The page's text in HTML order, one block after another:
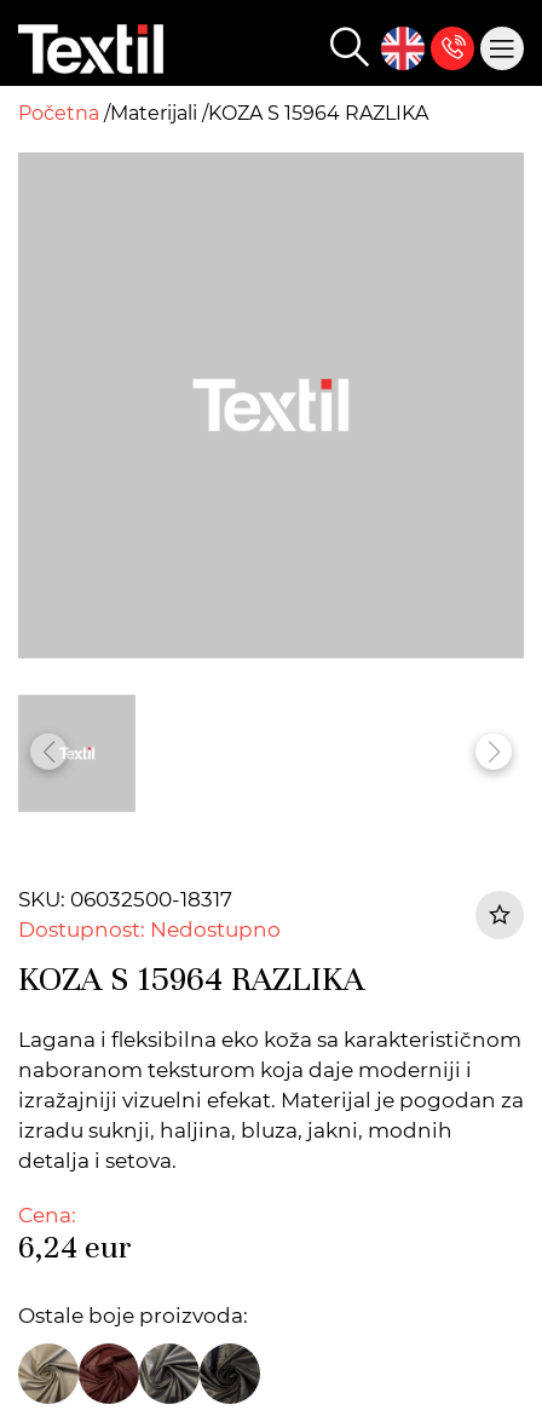
Početna Materijali KOZA S 15964 RAZLIKA
SKU: 06032500-18317
Dostupnost: Nedostupno
KOZA S 15964 RAZLIKA
Lagana i fleksibilna eko koža sa karakterističnom
naboranom teksturom koja daje moderniji i
izražajniji vizuelni efekat. Materijal je pogodan za
izradu suknji, haljina, bluza, jakni, modnih
detalja i setova.
Cena:
6,24 eur
Ostale boje proizvoda: